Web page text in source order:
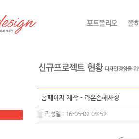
홈페이지 제작 - 라온손해사정
작성일 : 16-05-02 09:52